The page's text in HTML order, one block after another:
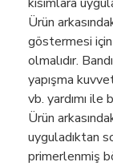
Ürün
göstermesi için
olmalıdır.
yapışma
vb. yardımı ile
Ürün
uyguladıktan
primerlenmiş